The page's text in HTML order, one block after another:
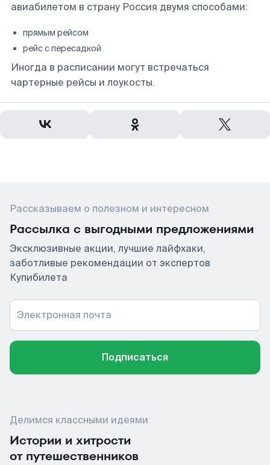
авиабилетом в страну Россия двумя способами:
прямым рейсом
рейс с пересадкой
Иногда в расписании могут встречаться
чартерные рейсы и лоукосты.
Рассказываем о полезном и интересном
Рассылка с выгодными предложениями
Эксклюзивные акции, лучшие лайфхаки,
заботливые рекомендации от экспертов
Купибилета
Электронная почта
Подписаться
Делимся классными идеями
Истории и хитрости
от путешественников